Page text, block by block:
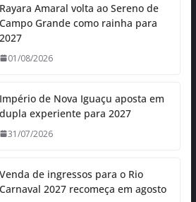
Rayara Amaral volta ao Sereno de
Campo Grande como rainha para
2027
01/08/2026
Império de Nova Iguaçu aposta em
dupla experiente para 2027
31/07/2026
Venda de ingressos para o Rio
Carnaval 2027 recomeça em agosto